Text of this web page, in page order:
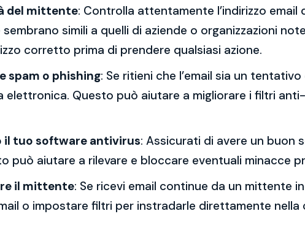
del mittente: Controlla attentamente l’indirizzo
sembrano simili a quelli di aziende o organizzazioni
corretto prima di prendere qualsiasi azione.
spam o phishing: Se ritieni che l’email sia un
Questo può aiutare a migliorare i filtri
il tuo software antivirus: Assicurati di avere un buon
può aiutare a rilevare e bloccare eventuali minacce
il mittente: Se ricevi email continue da un mittente
o impostare filtri per instradarle direttamente nella